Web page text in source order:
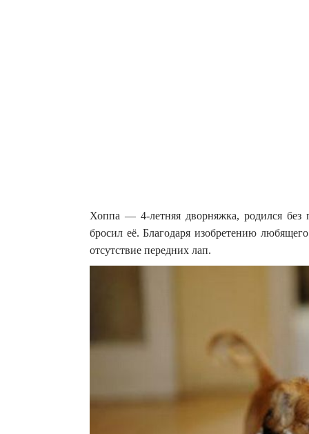
Хоппа — 4-летняя дворняжка, родился
бросил её. Благодаря изобретению
отсутствие передних лап.